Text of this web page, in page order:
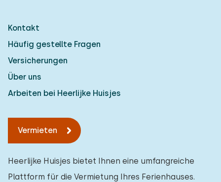
Kontakt
Häufig gestellte Fragen
Versicherungen
Über uns
Arbeiten bei Heerlijke Huisjes
Vermieten
Heerlijke Huisjes bietet Ihnen eine umfangreiche
Plattform für die Vermietung Ihres Ferienhauses.